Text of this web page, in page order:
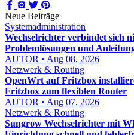
Neue Beiträge
Systemadministration
Wechselrichter verbindet sich
Problemlösungen und
AUTOR • Aug 08, 2026
Netzwerk & Routing
OpenWrt auf Fritzbox
Fritzbox zum flexiblen Router
AUTOR • Aug 07, 2026
Netzwerk & Routing
Sungrow Wechselrichter mit